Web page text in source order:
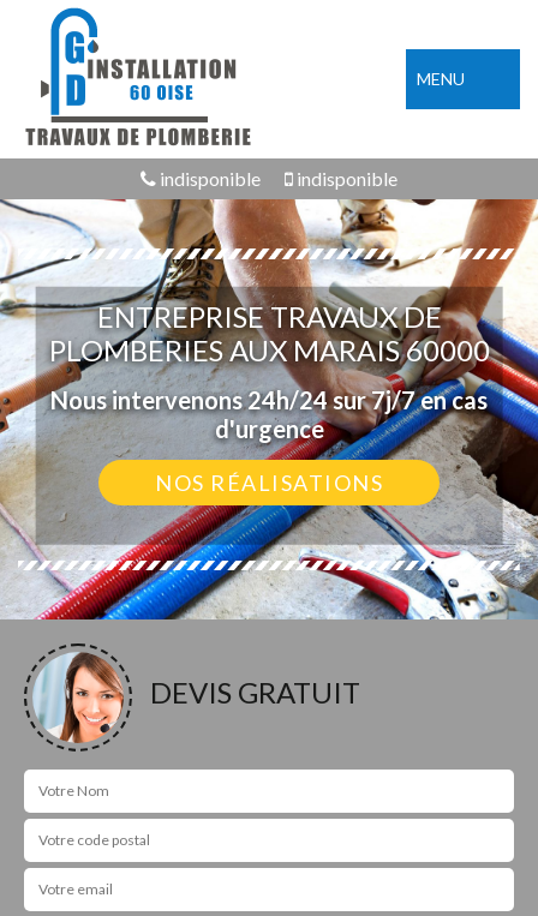
MENU
indisponible indisponible
ENTREPRISE TRAVAUX DE
PLOMBERIES AUX MARAIS 60000
Nous intervenons 24h/24 sur 7j/7 en cas
d'urgence
NOS RÉALISATIONS
DEVIS GRATUIT